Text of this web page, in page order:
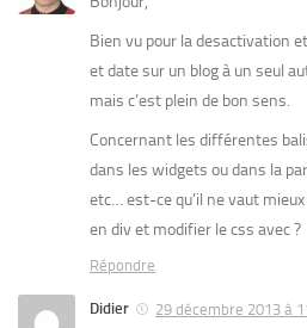
Bien vu pour la desactivation
et date sur un blog à un seul
mais c’est plein de bon sens.
Concernant les différentes
dans les widgets ou dans la
etc… est-ce qu’il ne vaut
en div et modifier le css avec ?
Répondre
Didier 29 décembre 2013 à